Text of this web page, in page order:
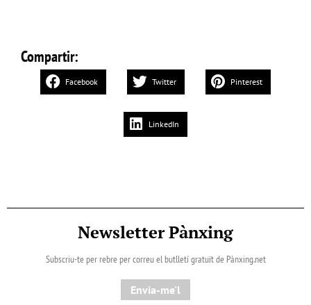
Compartir:
Facebook Twitter Pinterest
LinkedIn
Newsletter Pànxing
Subscriu-te per rebre per correu el butlletí gratuït de Pànxing.net​
Envia-me'l